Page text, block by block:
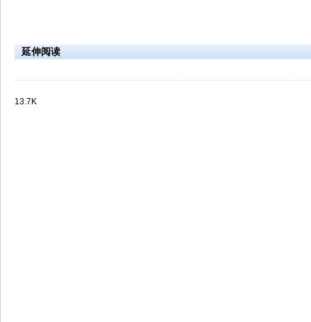
延伸阅读
13.7K